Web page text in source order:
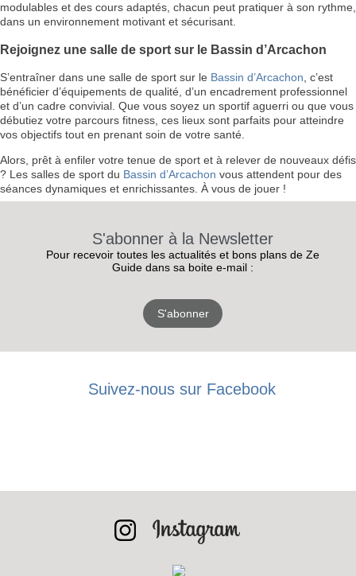
RECEVEZ
LES
BONS PLANS
modulables et des cours adaptés, chacun peut pratiquer à son rythme,
dans un environnement motivant et sécurisant.
Rejoignez une salle de sport sur le Bassin d’Arcachon
S’entraîner dans une salle de sport sur le Bassin d’Arcachon , c’est
bénéficier d’équipements de qualité, d’un encadrement professionnel
et d’un cadre convivial. Que vous soyez un sportif aguerri ou que vous
débutiez votre parcours fitness, ces lieux sont parfaits pour atteindre
vos objectifs tout en prenant soin de votre santé.
Alors, prêt à enfiler votre tenue de sport et à relever de nouveaux défis
? Les salles de sport du Bassin d’Arcachon vous attendent pour des
séances dynamiques et enrichissantes. À vous de jouer !
S'abonner à la Newsletter
Pour recevoir toutes les actualités et bons plans de Ze
Guide dans sa boite e-mail :
S'abonner
Suivez-nous sur Facebook